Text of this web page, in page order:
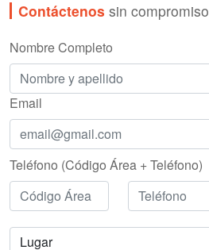
Contáctenos sin compromiso
Nombre Completo
Email
Teléfono (Código Área + Teléfono)